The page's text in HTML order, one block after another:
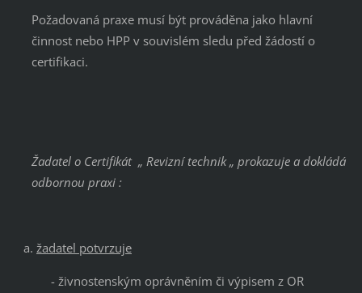
Požadovaná praxe musí být prováděna jako hlavní
činnost nebo HPP v souvislém sledu před žádostí o
certifikaci.
Žadatel o Certifikát „ Revizní technik „ prokazuje a dokládá
odbornou praxi :
žadatel potvrzuje
- živnostenským oprávněním či výpisem z OR